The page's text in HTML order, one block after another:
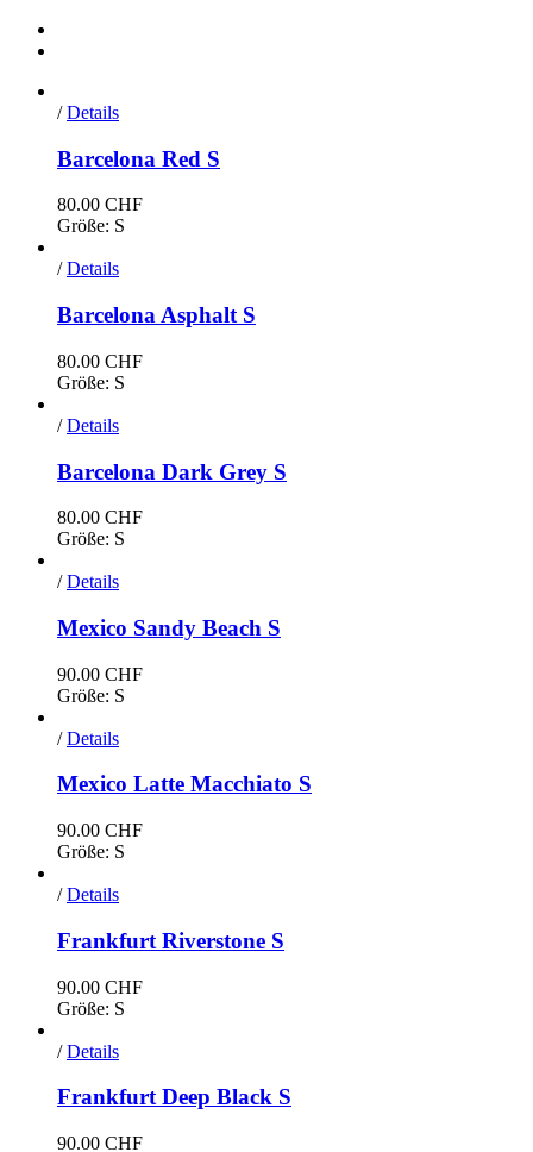
/ Details
Barcelona Red S
80.00 CHF
Größe: S
/ Details
Barcelona Asphalt S
80.00 CHF
Größe: S
/ Details
Barcelona Dark Grey S
80.00 CHF
Größe: S
/ Details
Mexico Sandy Beach S
90.00 CHF
Größe: S
/ Details
Mexico Latte Macchiato S
90.00 CHF
Größe: S
/ Details
Frankfurt Riverstone S
90.00 CHF
Größe: S
/ Details
Frankfurt Deep Black S
90.00 CHF